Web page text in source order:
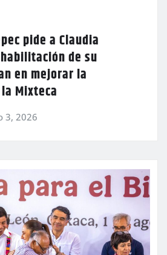
pide a Claudia
de su
en mejorar la
Mixteca
3, 2026